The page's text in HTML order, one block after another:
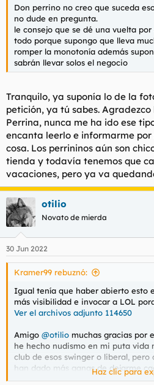
Don perrino no creo que suceda
no dude en pregunta.
le consejo que se dé una vuelta
todo porque supongo que lleva
romper la monotonía además
sabrán llevar solos el negocio
Tranquilo, ya suponía lo de la
petición, ya tú sabes.
Perrina, nunca me ha ido ese
encanta leerlo e informarme
cosa. Los perrininos aún son
tienda y todavía tenemos que
vacaciones, pero ya va
otilio
Novato de mierda
30 Jun 2022
Kramer99 rebuznó:
Igual tenía que haber abierto esto
más visibilidad e invocar a LOL
Ver el archivos adjunto 114650
Amigo @otilio muchas gracias por
he hecho nudismo en mi puta vida
club de esos swinger o liberal,
han dado más ganas de dejarme
allí.
Haz clic para